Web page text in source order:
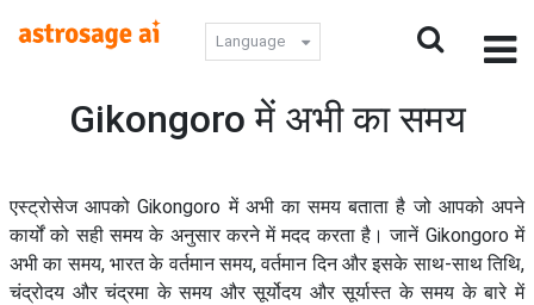
Language
Gikongoro में अभी का समय
एस्ट्रोसेज आपको Gikongoro में अभी का समय बताता है जो आपको अपने
कार्यों को सही समय के अनुसार करने में मदद करता है। जानें Gikongoro में
अभी का समय, भारत के वर्तमान समय, वर्तमान दिन और इसके साथ-साथ तिथि,
चंद्रोदय और चंद्रमा के समय और सूर्योदय और सूर्यास्त के समय के बारे में